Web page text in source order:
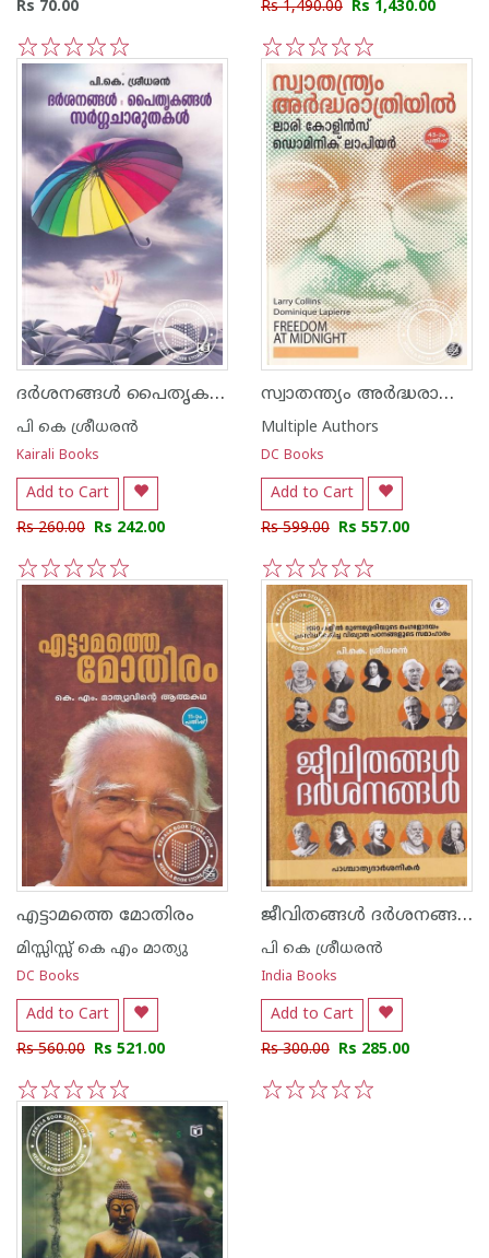
Rs 70.00
4
3
2
1
Rs 1,490.00 Rs 1,430.00
5
4
3
2
1
ദര്‍ശനങ്ങള്‍ പൈതൃകങ്ങള്‍ സര്‍ഗ്ഗചാരുതകള്‍
പി കെ ശ്രീധരന്‍
Kairali Books
Add to Cart
Rs 260.00 Rs 242.00
5
4
3
2
1
സ്വാതന്ത്യം അര്‍ദ്ധരാത്രിയില്‍
Multiple Authors
DC Books
Add to Cart
Rs 599.00 Rs 557.00
5
4
3
2
1
എട്ടാമത്തെ മോതിരം
മിസ്സിസ്സ് കെ എം മാത്യു
DC Books
Add to Cart
Rs 560.00 Rs 521.00
5
4
3
2
1
ജീവിതങ്ങള്‍ ദര്‍ശനങ്ങള്‍
പി കെ ശ്രീധരന്‍
India Books
Add to Cart
Rs 300.00 Rs 285.00